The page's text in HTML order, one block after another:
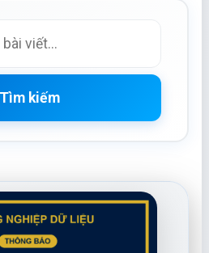
Tìm kiếm